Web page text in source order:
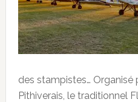
des stampistes… Organisé
Pithiverais, le traditionnel